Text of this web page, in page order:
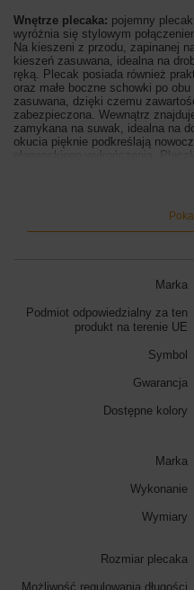
Wnętrze plecaka: pojemny
wyróżnia się stylowym
Na kieszeni z przodu, zapinanej
kieszeń zasuwana, idealna na
ręką. Plecak posiada również
oraz małe boczne schowki po
zasuwana, dzięki czemu
zabezpieczona. Wewnątrz
zamykana na suwak, idealna na
okucia pięknie podkreślają
eleganckiego wykończenia.
Maksymalna długość pasków:
2,3cm. Wymiary dużej kieszeni z
21cm.
Kolor plecaka: beżowy ciemny
Marka
Podmiot odpowiedzialny za ten
produkt na terenie UE
Symbol
Gwarancja
Dostępne kolory
Marka
Wykonanie
Wymiary
Rozmiar plecaka
Możliwość regulowania długości